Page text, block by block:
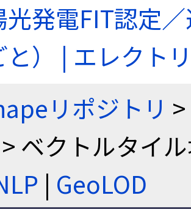
光発電FIT認定
と） | エレクト
リポジトリ >
> ベクトルタイ
| GeoLOD